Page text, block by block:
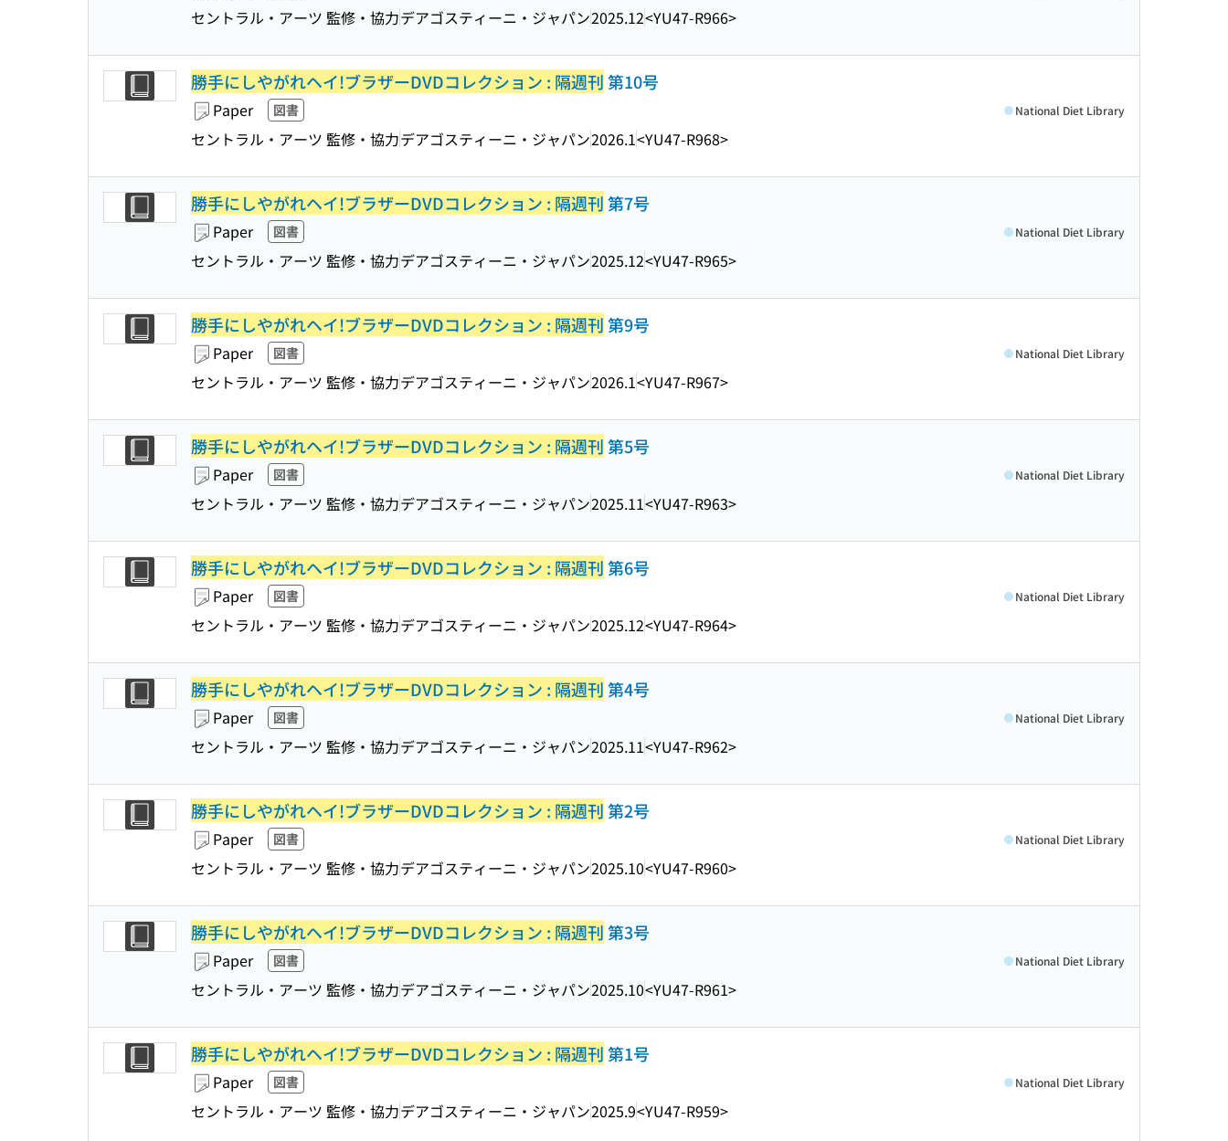
セントラル・アーツ 監修・協力デアゴスティーニ・ジャパン2025.12<YU47-R966>
勝手にしやがれヘイ!ブラザーDVDコレクション : 隔週刊第10号
Paper 図書
セントラル・アーツ 監修・協力デアゴスティーニ・ジャパン2026.1<YU47-R968>
National Diet Library
勝手にしやがれヘイ!ブラザーDVDコレクション : 隔週刊第7号
Paper 図書
セントラル・アーツ 監修・協力デアゴスティーニ・ジャパン2025.12<YU47-R965>
National Diet Library
勝手にしやがれヘイ!ブラザーDVDコレクション : 隔週刊第9号
Paper 図書
セントラル・アーツ 監修・協力デアゴスティーニ・ジャパン2026.1<YU47-R967>
National Diet Library
勝手にしやがれヘイ!ブラザーDVDコレクション : 隔週刊第5号
Paper 図書
セントラル・アーツ 監修・協力デアゴスティーニ・ジャパン2025.11<YU47-R963>
National Diet Library
勝手にしやがれヘイ!ブラザーDVDコレクション : 隔週刊第6号
Paper 図書
セントラル・アーツ 監修・協力デアゴスティーニ・ジャパン2025.12<YU47-R964>
National Diet Library
勝手にしやがれヘイ!ブラザーDVDコレクション : 隔週刊第4号
Paper 図書
セントラル・アーツ 監修・協力デアゴスティーニ・ジャパン2025.11<YU47-R962>
National Diet Library
勝手にしやがれヘイ!ブラザーDVDコレクション : 隔週刊第2号
Paper 図書
セントラル・アーツ 監修・協力デアゴスティーニ・ジャパン2025.10<YU47-R960>
National Diet Library
勝手にしやがれヘイ!ブラザーDVDコレクション : 隔週刊第3号
Paper 図書
セントラル・アーツ 監修・協力デアゴスティーニ・ジャパン2025.10<YU47-R961>
National Diet Library
勝手にしやがれヘイ!ブラザーDVDコレクション : 隔週刊第1号
Paper 図書
セントラル・アーツ 監修・協力デアゴスティーニ・ジャパン2025.9<YU47-R959>
National Diet Library